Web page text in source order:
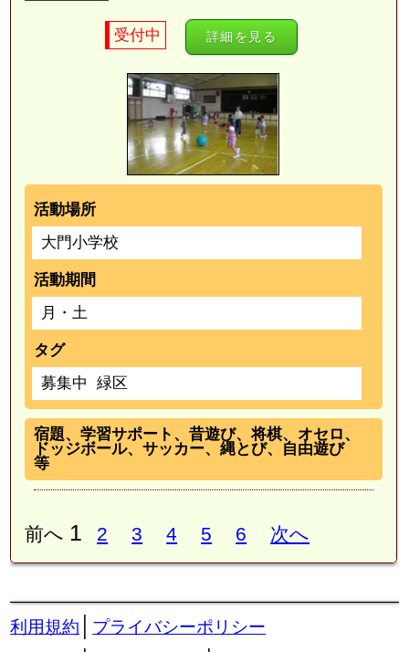
受付中 詳細を見る
活動場所
大門小学校
活動期間
月・土
タグ
募集中
緑区
宿題、学習サポート、昔遊び、将棋、オセロ、
ドッジボール、サッカー、縄とび、自由遊び
等
前へ 1 2 3 4 5 6 次へ
利用規約
プライバシーポリシー